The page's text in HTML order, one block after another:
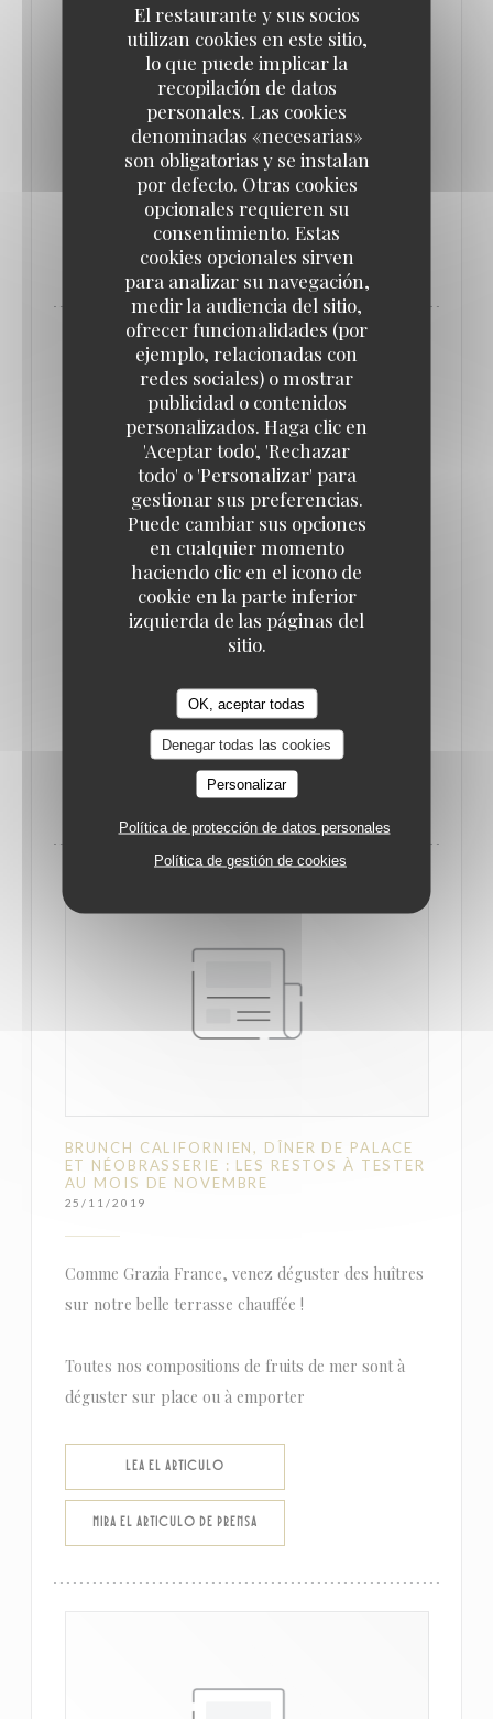
El restaurante y sus socios
utilizan cookies en este sitio,
lo que puede implicar la
recopilación de datos
personales. Las cookies
denominadas «necesarias»
son obligatorias y se instalan
por defecto. Otras cookies
opcionales requieren su
consentimiento. Estas
cookies opcionales sirven
para analizar su navegación,
medir la audiencia del sitio,
ofrecer funcionalidades (por
ejemplo, relacionadas con
redes sociales) o mostrar
publicidad o contenidos
personalizados. Haga clic en
'Aceptar todo', 'Rechazar
todo' o 'Personalizar' para
gestionar sus preferencias.
Puede cambiar sus opciones
en cualquier momento
haciendo clic en el icono de
cookie en la parte inferior
izquierda de las páginas del
sitio.
OK, aceptar todas
Denegar todas las cookies
Personalizar
Política de protección de datos personales
Política de gestión de cookies
Installée juste en face de la gare du Nord, cette
immense brasserie n'a pourtant vraiment rien d'un
buffet de gare. C'est au contraire une remarquable
brasserie avec un joli cadre rétro qui mêle l'Art
Déco et l'Art Nouveau.
北駅前、アールデコが魅力のテルミニュス・ノー
LEA EL ARTICULO
MIRA EL ARTICULO DE PRENSA((ABRE EN UNA NUEVA VENTANA))
BRUNCH CALIFORNIEN, DÎNER DE PALACE
ET NÉOBRASSERIE : LES RESTOS À TESTER
AU MOIS DE NOVEMBRE
25/11/2019
Comme Grazia France, venez déguster des huîtres
sur notre belle terrasse chauffée !
Toutes nos compositions de fruits de mer sont à
déguster sur place ou à emporter
LEA EL ARTICULO((ABRE EN UNA NUEVA VENTANA))
MIRA EL ARTICULO DE PRENSA((ABRE EN UNA NUEVA VENTANA))